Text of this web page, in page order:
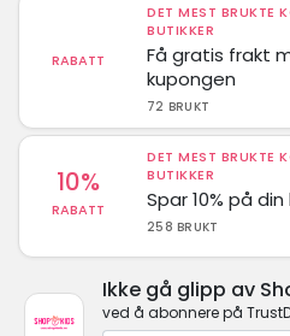
RABATT
DET MEST BRUKTE
BUTIKKER
Få gratis frakt
kupongen
72 BRUKT
10%
RABATT
DET MEST BRUKTE
BUTIKKER
Spar 10% på
258 BRUKT
Ikke gå glipp av
ved å abonnere på